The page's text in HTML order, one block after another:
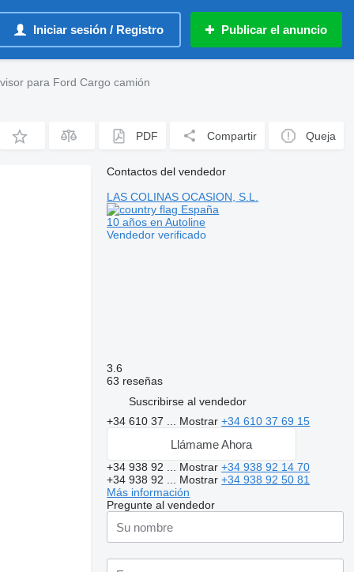
Iniciar sesión / Registro Publicar el anuncio
para Ford Cargo camión
PDF Compartir Queja
Contactos del vendedor
LAS COLINAS OCASION, S.L.
España
10 años en Autoline
Vendedor verificado
3.6
63 reseñas
Suscribirse al vendedor
+34 610 37 ... Mostrar+34 610 37 69 15
Llámame Ahora
+34 938 92 ... Mostrar+34 938 92 14 70
+34 938 92 ... Mostrar+34 938 92 50 81
Más información
Pregunte al vendedor